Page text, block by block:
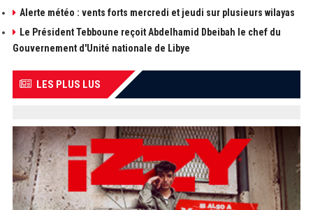
Alerte météo : vents forts mercredi et jeudi sur plusieurs wilayas
Le Président Tebboune reçoit Abdelhamid Dbeibah le chef du
Gouvernement d'Unité nationale de Libye
LES PLUS LUS